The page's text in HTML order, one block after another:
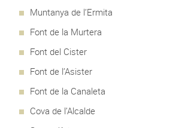
Muntanya de l’Ermita
Font de la Murtera
Font del Cister
Font de l’Asister
Font de la Canaleta
Cova de l’Alcalde